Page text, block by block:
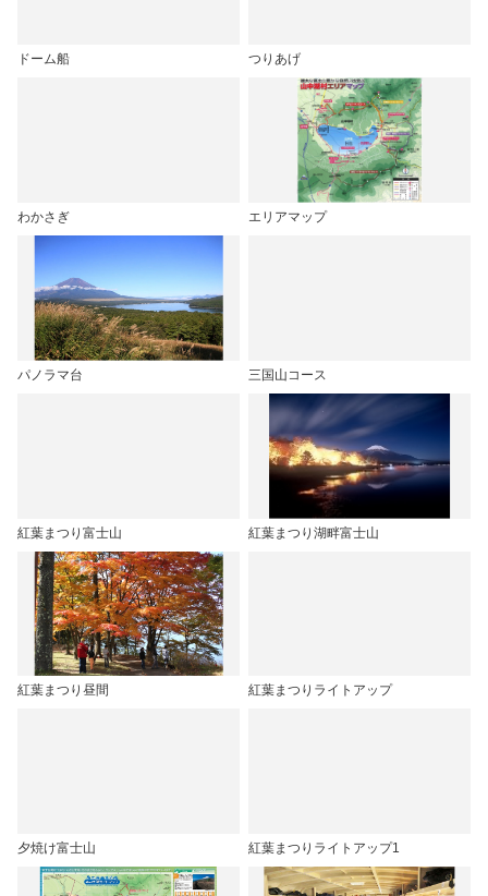
ドーム船 つりあげ
わかさぎ エリアマップ
パノラマ台 三国山コース
紅葉まつり富士山 紅葉まつり湖畔富士山
紅葉まつり昼間 紅葉まつりライトアップ
夕焼け富士山 紅葉まつりライトアップ1